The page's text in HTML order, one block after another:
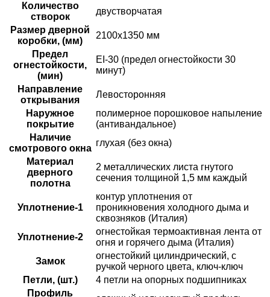
Количество
створок
двустворчатая
Размер дверной
коробки, (мм)
2100х1350 мм
Предел
огнестойкости,
(мин)
ЕІ-30 (предел огнестойкости 30
минут)
Направление
открывания
Левосторонняя
Наружное
покрытие
полимерное порошковое напыление
(антивандальное)
Наличие
смотрового окна
глухая (без окна)
Материал
дверного
полотна
2 металлических листа гнутого
сечения толщиной 1,5 мм каждый
Уплотнение-1
контур уплотнения от
проникновения холодного дыма и
сквозняков (Италия)
Уплотнение-2
огнестойкая термоактивная лента от
огня и горячего дыма (Италия)
Замок
огнестойкий цилиндрический, с
ручкой черного цвета, ключ-ключ
Петли, (шт.)
4 петли на опорных подшипниках
Профиль